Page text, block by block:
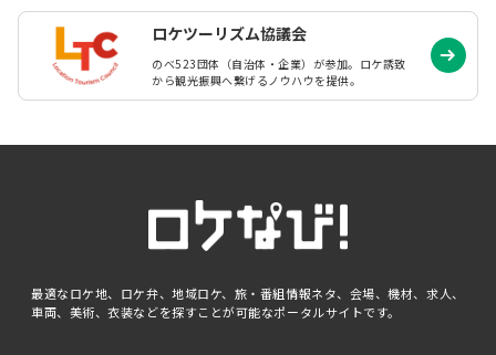
ロケツーリズム協議会
のべ523団体（自治体・企業）が参加。ロケ誘致
から観光振興へ繋げるノウハウを提供。
最適なロケ地、ロケ弁、地域ロケ、旅・番組情報ネタ、会場、機材、求人、
車両、美術、衣装などを探すことが可能なポータルサイトです。